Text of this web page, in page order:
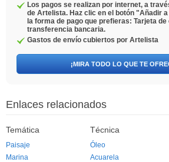
Los pagos se realizan por internet, a
de Artelista. Haz clic en el botón "Añadir
la forma de pago que prefieras: Tarjeta
transferencia bancaria.
Gastos de envío cubiertos por Artelista
¡MIRA TODO LO QUE TE
Enlaces relacionados
Temática
Paisaje
Marina
Técnica
Óleo
Acuarela